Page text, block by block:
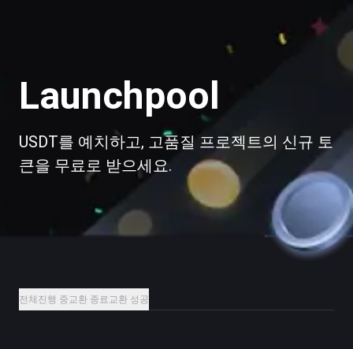
Launchpool
USDT를 예치하고, 고품질 프로젝트의 신규 토
큰을 무료로 받으세요.
전체 진행 중 교환 종료 교환 성공